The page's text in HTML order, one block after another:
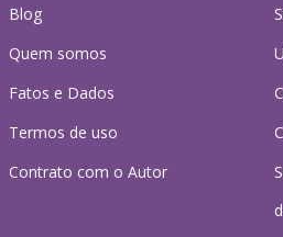
Blog
Quem somos
Fatos e Dados
Termos de uso
Contrato com o Autor